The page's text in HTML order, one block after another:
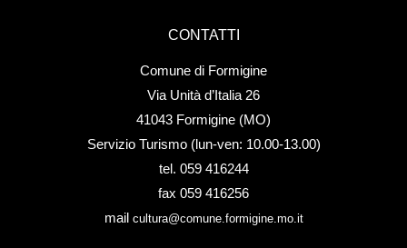
CONTATTI
Comune di Formigine
Via Unità d’Italia 26
41043 Formigine (MO)
Servizio Turismo (lun-ven: 10.00-13.00)
tel. 059 416244
fax 059 416256
mail cultura@comune.formigine.mo.it